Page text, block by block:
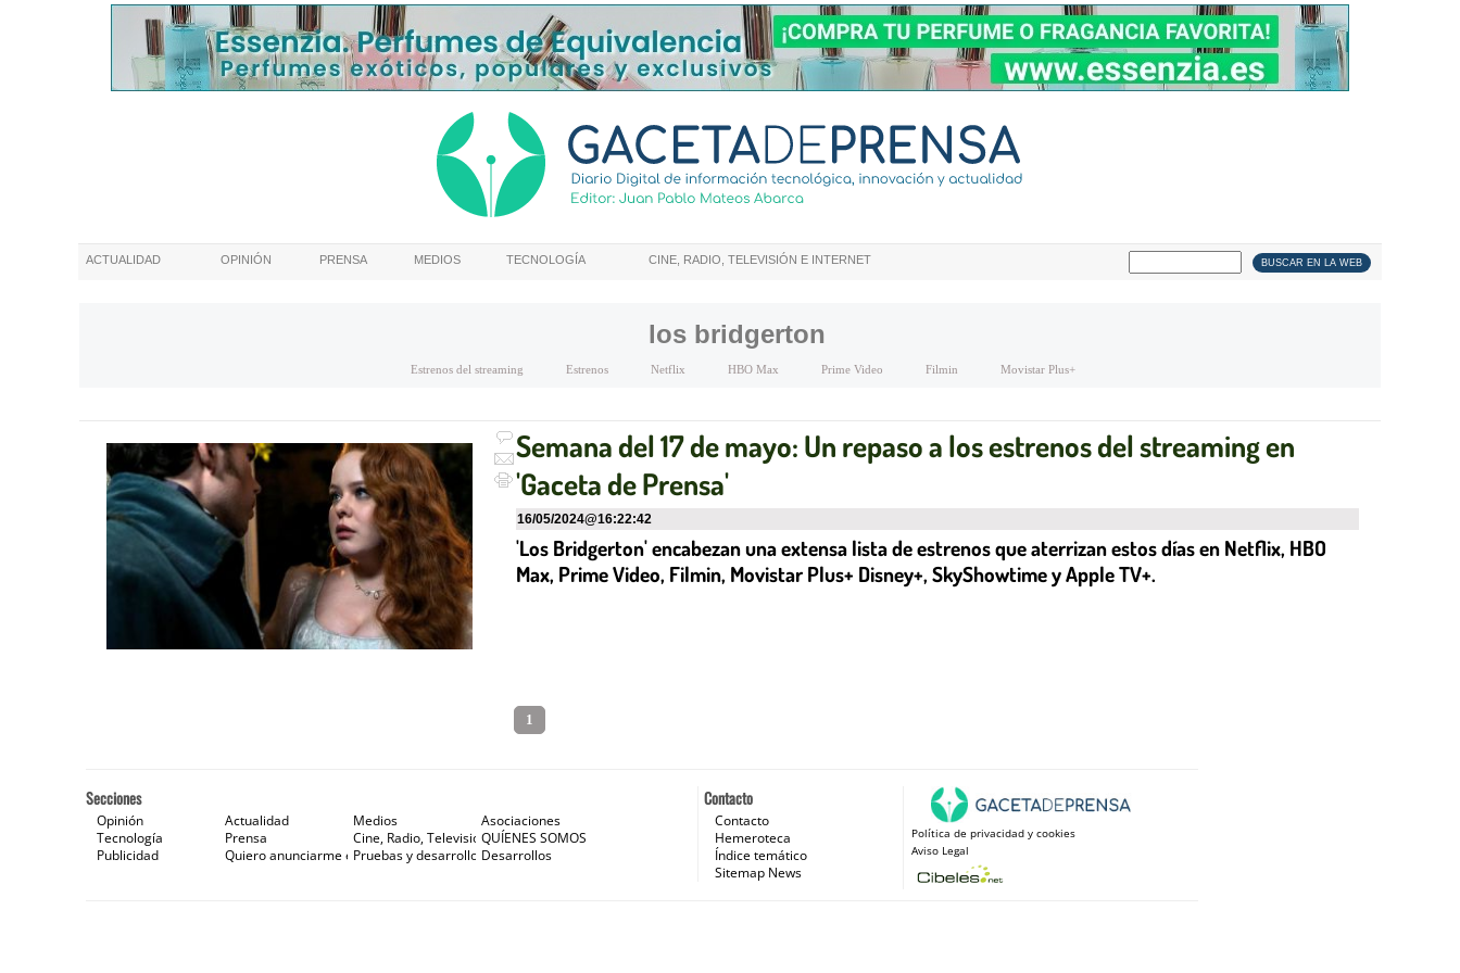
ACTUALIDAD OPINIÓN PRENSA MEDIOS TECNOLOGÍA CINE, RADIO, TELEVISIÓN E INTERNET
los bridgerton
Estrenos del streaming Estrenos Netflix HBO Max Prime Video Filmin Movistar Plus+
Semana del 17 de mayo: Un repaso a los estrenos del streaming en
'Gaceta de Prensa'
16/05/2024@16:22:42
'Los Bridgerton' encabezan una extensa lista de estrenos que aterrizan estos días en Netflix, HBO
Max, Prime Video, Filmin, Movistar Plus+ Disney+, SkyShowtime y Apple TV+.
1
Contacto
Contacto
Hemeroteca
Índice temático
Sitemap News
Política de privacidad y cookies
Aviso Legal
Secciones
Opinión Actualidad Medios
Asociaciones
Tecnología
Prensa Cine, Radio, Televisión e Internet
QUÍENES SOMOS
Publicidad
Quiero anunciarme en Gaceta de Prensa
Pruebas y desarrollosDesarrollos